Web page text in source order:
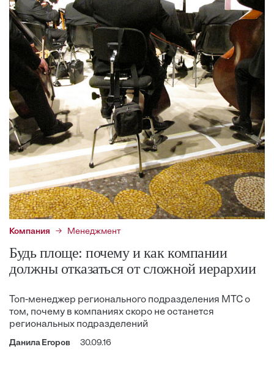
Компания Менеджмент
Будь площе: почему и как компании
должны отказаться от сложной иерархии
Топ-менеджер регионального подразделения МТС о
том, почему в компаниях скоро не останется
региональных подразделений
Данила Егоров 30.09.16